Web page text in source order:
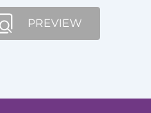
PREVIEW